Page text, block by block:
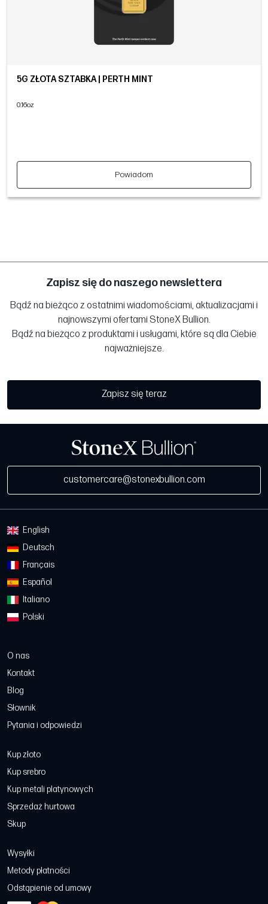
5G ZŁOTA SZTABKA | PERTH MINT
0.16oz
Powiadom
Zapisz się do naszego newslettera
Bądź na bieżąco z ostatnimi wiadomościami, aktualizacjami i
najnowszymi ofertami StoneX Bullion.
Bądź na bieżąco z produktami i usługami, które są dla Ciebie
najważniejsze.
Zapisz się teraz
customercare@stonexbullion.com
English
Deutsch
Français
Español
Italiano
Polski
O nas
Kontakt
Blog
Słownik
Pytania i odpowiedzi
Kup złoto
Kup srebro
Kup metali platynowych
Sprzedaż hurtowa
Skup
Wysyłki
Metody płatności
Odstąpienie od umowy